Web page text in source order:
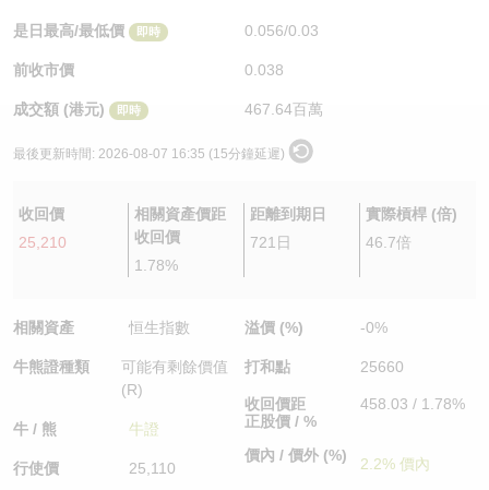
是日最高/最低價 即時 0.056/0.03
前收市價 0.038
成交額 (港元) 即時 467.64百萬
最後更新時間: 2026-08-07 16:35 (15分鐘延遲)
收回價
25,210
相關資產價距
收回價
1.78%
距離到期日
721日
實際槓桿 (倍)
46.7倍
相關資產 恒生指數
牛熊證種類
可能有剩餘價值
(R)
牛 / 熊 牛證
行使價 25,110
溢價 (%) -0%
打和點 25660
收回價距
正股價 / %
458.03 / 1.78%
價內 / 價外 (%) 2.2% 價內
認股證/牛熊證日誌
認股證文件及公告
牛熊證到期結算價查詢
牛熊證分析儀
牛熊證文件及公告
中資ETFs溢價比較
AH 股價對照